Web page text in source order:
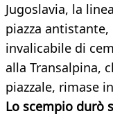
Jugoslavia, la
piazza
invalicabile di
alla Transalpina,
piazzale, rimase
Lo scempio durò